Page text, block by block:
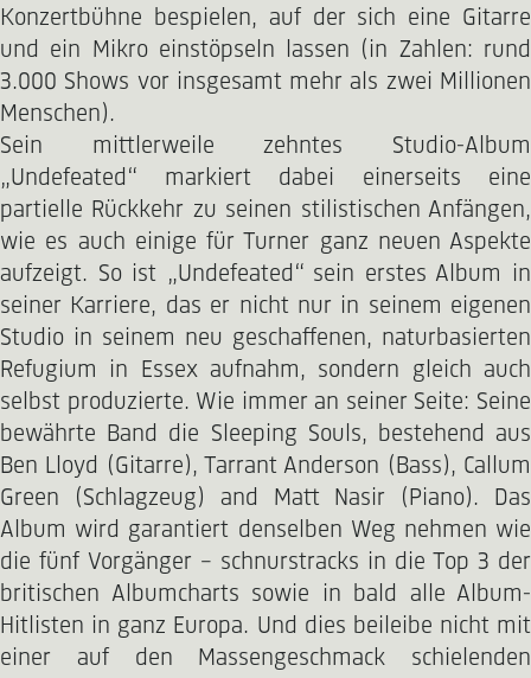
Konzertbühne bespielen, auf der sich eine Gitarre
und ein Mikro einstöpseln lassen (in Zahlen: rund
3.000 Shows vor insgesamt mehr als zwei Millionen
Menschen).
Sein mittlerweile zehntes Studio-Album
„Undefeated“ markiert dabei einerseits eine
partielle Rückkehr zu seinen stilistischen Anfängen,
wie es auch einige für Turner ganz neuen Aspekte
aufzeigt. So ist „Undefeated“ sein erstes Album in
seiner Karriere, das er nicht nur in seinem eigenen
Studio in seinem neu geschaffenen, naturbasierten
Refugium in Essex aufnahm, sondern gleich auch
selbst produzierte. Wie immer an seiner Seite: Seine
bewährte Band die Sleeping Souls, bestehend aus
Ben Lloyd (Gitarre), Tarrant Anderson (Bass), Callum
Green (Schlagzeug) and Matt Nasir (Piano). Das
Album wird garantiert denselben Weg nehmen wie
die fünf Vorgänger – schnurstracks in die Top 3 der
britischen Albumcharts sowie in bald alle Album-
Hitlisten in ganz Europa. Und dies beileibe nicht mit
einer auf den Massengeschmack schielenden